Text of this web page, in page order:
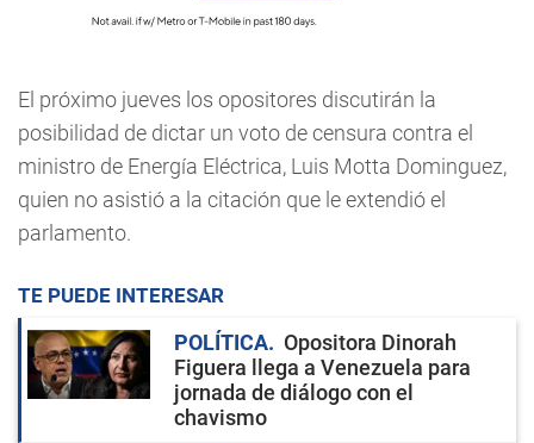
El próximo jueves los opositores discutirán la
posibilidad de dictar un voto de censura contra el
ministro de Energía Eléctrica, Luis Motta Dominguez,
quien no asistió a la citación que le extendió el
parlamento.
TE PUEDE INTERESAR
POLÍTICA
Opositora Dinorah
Figuera llega a Venezuela para
jornada de diálogo con el
chavismo